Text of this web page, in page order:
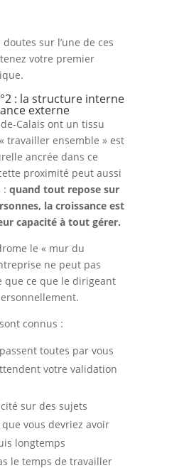
doutes sur l’une de ces
votre premier
: la structure interne
externe
de-Calais ont un tissu
travailler ensemble » est
ancrée dans ce
proximité peut aussi
: quand tout repose sur
la croissance est
capacité à tout gérer.
le « mur du
ne peut pas
que ce que le dirigeant
connus :
toutes par vous
votre validation
sur des sujets
vous devriez avoir
longtemps
le temps de travailler